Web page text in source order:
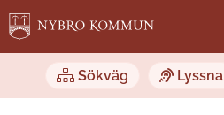
Sökväg Lyssna